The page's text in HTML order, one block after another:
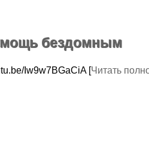
бездомным
Iw9w7BGaCiA [Читать